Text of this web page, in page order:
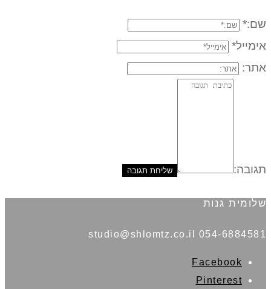
שם:*
אימייל*
אתר:
תגובה:
שלומית גנות
054-6884581 studio@shlomtz.co.il
Facebook
Pinterest